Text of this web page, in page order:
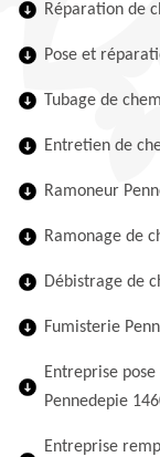
Réparation de
Pose et
Tubage de
Entretien de
Ramoneur
Ramonage de
Débistrage de
Fumisterie
Entreprise
Pennedepie
Entreprise